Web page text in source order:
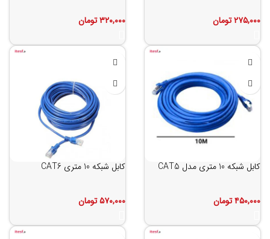
۲۷۵,۰۰۰تومان ۳۲۰,۰۰۰تومان
کابل شبکه 10 متری مدل CAT5
۴۵۰,۰۰۰تومان
کابل شبکه 10 متری CAT6
۵۷۰,۰۰۰تومان